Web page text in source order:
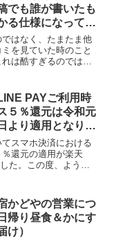
でも誰が書いたも
る仕様になってい
すか？
はなく、たまたま他
を見ていた時のこと
は酷すぎるのではな
ラベル等ほとんどの
ミは、匿名投稿でも
側にわかる仕様にな
PAYご利用時
５％還元は令和元
より適用となりま
スマホ決済における
還元の適用が楽天
た。この度、ようや
は現時点で申請中、適
態です。こちらはも
下さい。
かどやの営業につ
帰り昼食＆かにす
け）